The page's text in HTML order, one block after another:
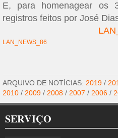
E, para homenagear os
registros feitos por José
LAN_NEWS_86
ARQUIVO DE NOTÍCIAS: 2019 /
2010 / 2009 / 2008 / 2007 / 2006 /
SERVIÇO